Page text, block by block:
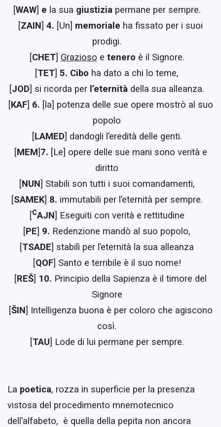
[WAW] e la sua giustiziapermane per sempre.
[ZAIN] 4. [Un] memoriale ha fissato per i suoi
prodigi.
[CHET] Grazioso e tenero è il Signore.
[TET] 5. Cibo ha dato a chi lo teme,
[JOD] si ricorda per l’eternità della sua alleanza.
[KAF] 6. [la] potenza delle sue opere mostrò al suo
popolo
[LAMED] dandogli l’eredità delle genti.
[MEM]7. [Le] opere delle sue mani sono verità e
diritto
[NUN] Stabili son tutti i suoi comandamenti,
[SAMEK] 8. immutabili per l’eternità per sempre.
[CAJN] Eseguiti con verità e rettitudine
[PE] 9. Redenzione mandò al suo popolo,
[TSADE] stabilì per l’eternità la sua alleanza
[QOF] Santo e terribile è il suo nome!
[REŠ] 10. Principio della Sapienza è il timore del
Signore
[ŠIN] Intelligenza buona è per coloro che agiscono
così.
[TAU] Lode di lui permane per sempre.
La poetica, rozza in superficie per la presenza
vistosa del procedimento mnemotecnico
dell’alfabeto, è quella della pepita non ancora